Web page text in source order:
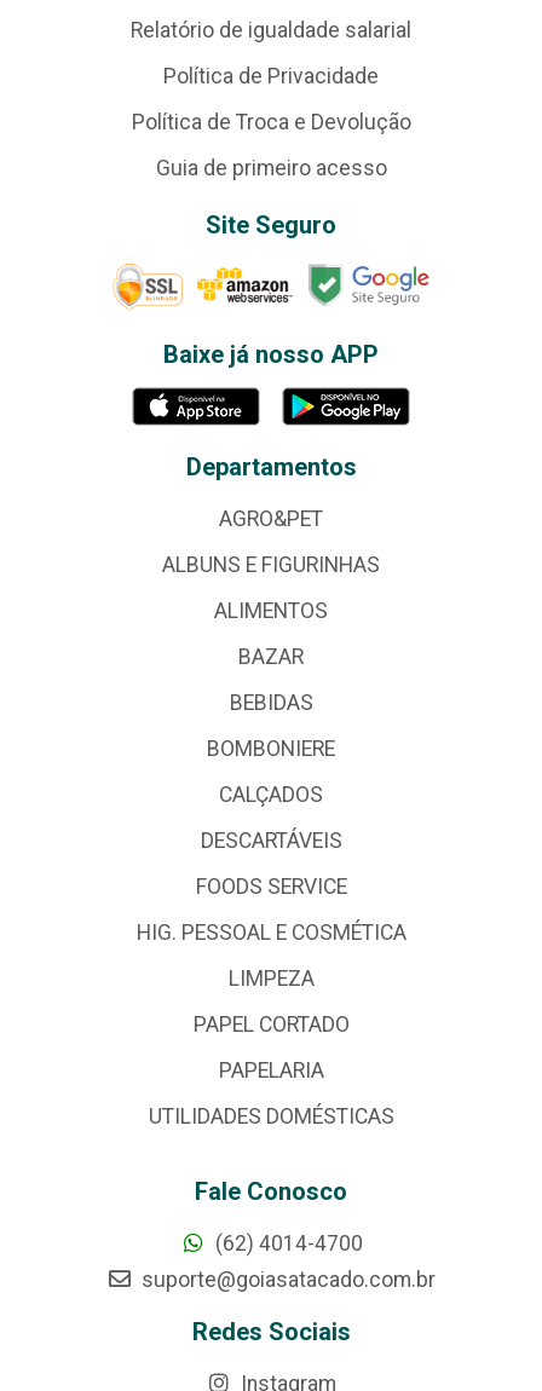
Relatório de igualdade salarial
Política de Privacidade
Política de Troca e Devolução
Guia de primeiro acesso
Site Seguro
Baixe já nosso APP
Departamentos
AGRO&PET
ALBUNS E FIGURINHAS
ALIMENTOS
BAZAR
BEBIDAS
BOMBONIERE
CALÇADOS
DESCARTÁVEIS
FOODS SERVICE
HIG. PESSOAL E COSMÉTICA
LIMPEZA
PAPEL CORTADO
PAPELARIA
UTILIDADES DOMÉSTICAS
Fale Conosco
(62) 4014-4700
suporte@goiasatacado.com.br
Redes Sociais
Instagram